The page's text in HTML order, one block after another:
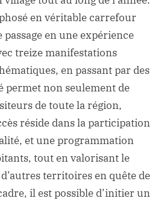
en véritable carrefour
en une expérience
treize manifestations
en passant par des
permet non seulement de
de toute la région,
réside dans la participation
et une programmation
tout en valorisant le
territoires en quête de
il est possible d’initier un